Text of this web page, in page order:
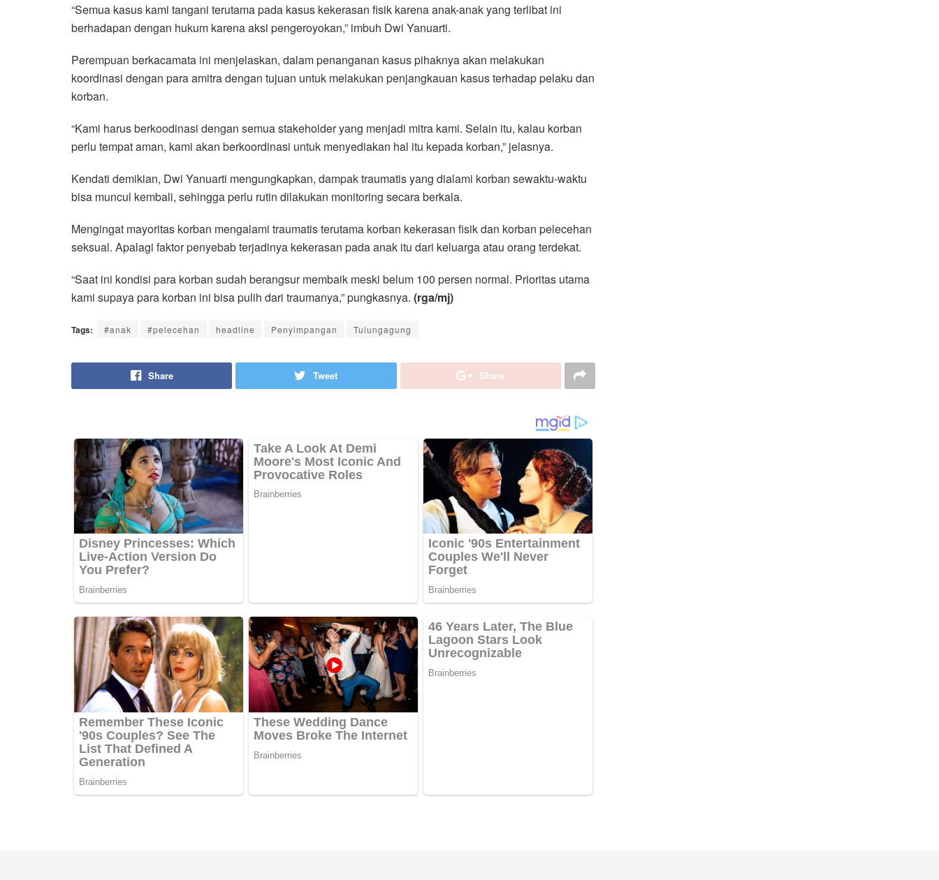
“Semua kasus kami tangani terutama pada kasus kekerasan fisik karena anak-anak yang terlibat ini
berhadapan dengan hukum karena aksi pengeroyokan,” imbuh Dwi Yanuarti.
Perempuan berkacamata ini menjelaskan, dalam penanganan kasus pihaknya akan melakukan
koordinasi dengan para amitra dengan tujuan untuk melakukan penjangkauan kasus terhadap pelaku dan
korban.
“Kami harus berkoodinasi dengan semua stakeholder yang menjadi mitra kami. Selain itu, kalau korban
perlu tempat aman, kami akan berkoordinasi untuk menyediakan hal itu kepada korban,” jelasnya.
Kendati demikian, Dwi Yanuarti mengungkapkan, dampak traumatis yang dialami korban sewaktu-waktu
bisa muncul kembali, sehingga perlu rutin dilakukan monitoring secara berkala.
Mengingat mayoritas korban mengalami traumatis terutama korban kekerasan fisik dan korban pelecehan
seksual. Apalagi faktor penyebab terjadinya kekerasan pada anak itu dari keluarga atau orang terdekat.
“Saat ini kondisi para korban sudah berangsur membaik meski belum 100 persen normal. Prioritas utama
kami supaya para korban ini bisa pulih dari traumanya,” pungkasnya. (rga/mj)
Tags: #anak #pelecehan headline Penyimpangan Tulungagung
Share Tweet Share